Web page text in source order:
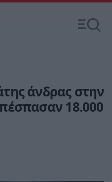
άνδρας στην
18.000